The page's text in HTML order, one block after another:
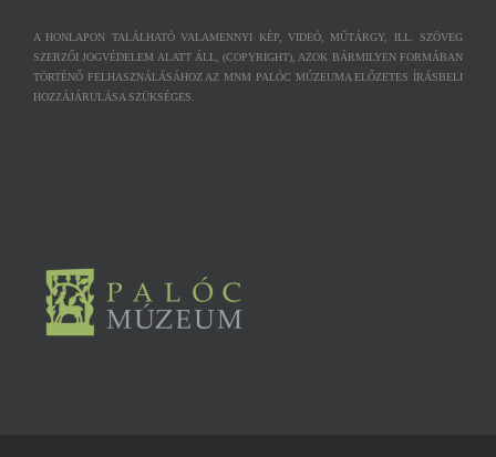
A HONLAPON TALÁLHATÓ VALAMENNYI KÉP, VIDEÓ, MŰTÁRGY, ILL. SZÖVEG
SZERZŐI JOGVÉDELEM ALATT ÁLL, (COPYRIGHT), AZOK BÁRMILYEN FORMÁBAN
TÖRTÉNŐ FELHASZNÁLÁSÁHOZ AZ MNM PALÓC MÚZEUMA ELŐZETES ÍRÁSBELI
HOZZÁJÁRULÁSA SZÜKSÉGES.